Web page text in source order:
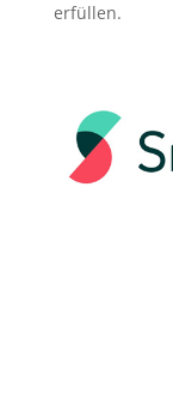
erfüllen.